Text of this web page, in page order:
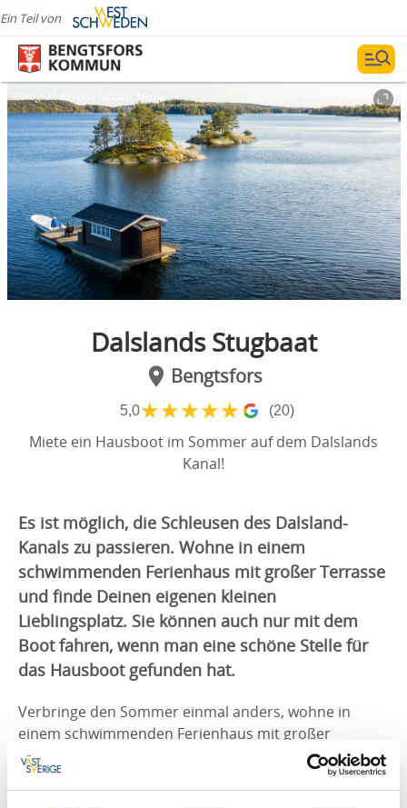
Ein Teil von
Fotograf:
Dalslands Stugbaat
Bengtsfors
5,0★★★★★ (20)
Miete ein Hausboot im Sommer auf dem Dalslands
Kanal!
Es ist möglich, die Schleusen des Dalsland-
Kanals zu passieren. Wohne in einem
schwimmenden Ferienhaus mit großer Terrasse
und finde Deinen eigenen kleinen
Lieblingsplatz. Sie können auch nur mit dem
Boot fahren, wenn man eine schöne Stelle für
das Hausboot gefunden hat.
Verbringe den Sommer einmal anders, wohne in
einem schwimmenden Ferienhaus mit großer
Terrasse und finde Deinen eigenen kleinen
Lieblingsplatz. Sie können auch nur mit dem Boot